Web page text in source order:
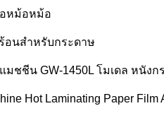
หม้อหม้อ
อนสําหรับกระดาษ
ชชีน GW-1450L โมเดล หนังก
Hot Laminating Paper